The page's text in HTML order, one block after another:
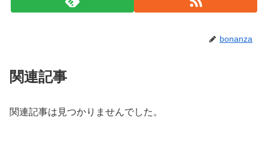
bonanza
関連記事
関連記事は見つかりませんでした。